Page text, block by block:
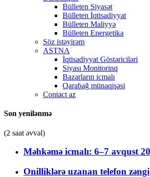
Bülleten Siyasət
Bülleten İqtisadiyyat
Bülleten Maliyyə
Bülleten Energetika
Söz istəyirəm
ASTNA
İqtisadiyyat Göstəriciləri
Siyası Monitorinq
Bazarların icmalı
Qarabağ münaqişəsi
Contact az
Son yenilənmə
(2 saat əvvəl)
Məhkəmə icmalı: 6–7 avqust
Onilliklərə uzanan telefon zəngi